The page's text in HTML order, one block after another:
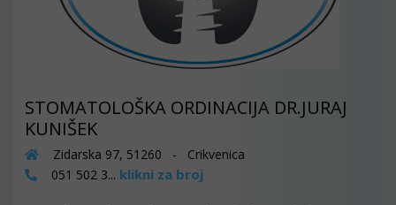
STOMATOLOŠKA ORDINACIJA DR.JURAJ
KUNIŠEK
Zidarska 97, 51260 - Crikvenica
051 502 3... klikni za broj